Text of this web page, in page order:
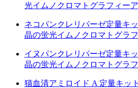
光イムノクロマトグラフィー
ネコパンクレリパーゼ定量キ
晶の蛍光イムノクロマトグラ
イヌパンクレリパーゼ定量キ
晶の蛍光イムノクロマトグラ
猫血清アミロイド A 定量キッ